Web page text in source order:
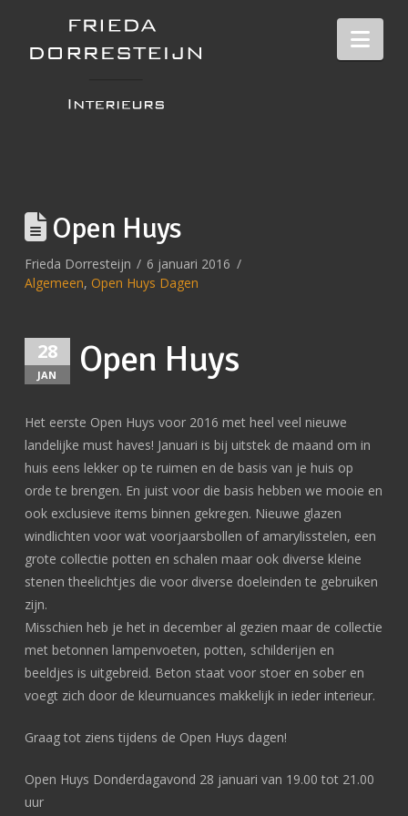
Open Huys
Frieda Dorresteijn
6 januari 2016
Algemeen, Open Huys Dagen
28
JAN Open Huys
Het eerste Open Huys voor 2016 met heel veel nieuwe
landelijke must haves! Januari is bij uitstek de maand om in
huis eens lekker op te ruimen en de basis van je huis op
orde te brengen. En juist voor die basis hebben we mooie en
ook exclusieve items binnen gekregen. Nieuwe glazen
windlichten voor wat voorjaarsbollen of amarylisstelen, een
grote collectie potten en schalen maar ook diverse kleine
stenen theelichtjes die voor diverse doeleinden te gebruiken
zijn.
Misschien heb je het in december al gezien maar de collectie
met betonnen lampenvoeten, potten, schilderijen en
beeldjes is uitgebreid. Beton staat voor stoer en sober en
voegt zich door de kleurnuances makkelijk in ieder interieur.
Graag tot ziens tijdens de Open Huys dagen!
Open Huys Donderdagavond 28 januari van 19.00 tot 21.00
uur